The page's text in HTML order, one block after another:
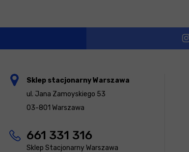
Sklep stacjonarny Warszawa
ul. Jana Zamoyskiego 53
03-801 Warszawa
661 331 316
Sklep Stacjonarny Warszawa